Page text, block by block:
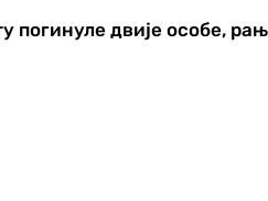
погинуле двије особе,